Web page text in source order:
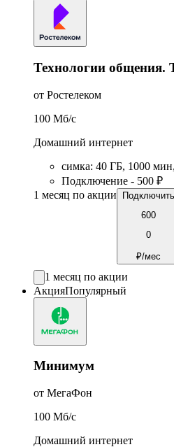
Технологии общения.
от Ростелеком
100 Мб/c
Домашний интернет
симка: 40 ГБ, 1000 мин,
Подключение - 500 ₽
1 месяц по акции
Подключить
600
0
₽/мес
1 месяц по акции
АкцияПопулярный
Минимум
от МегаФон
100 Мб/c
Домашний интернет